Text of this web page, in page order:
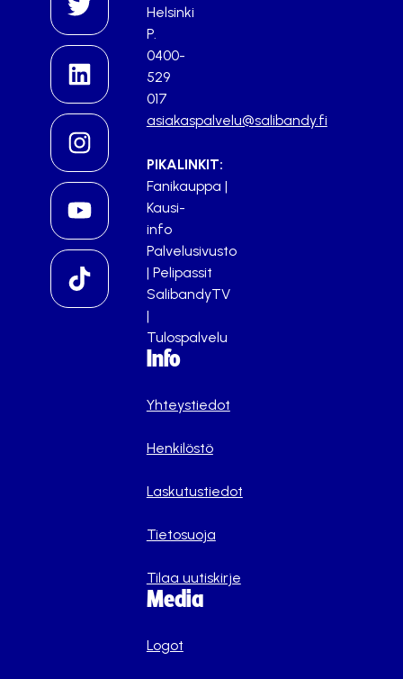
Helsinki
P.
0400-
529
017
asiakaspalvelu@salibandy.fi
PIKALINKIT:
Fanikauppa |
Kausi-
info
Palvelusivusto
| Pelipassit
SalibandyTV
|
Tulospalvelu
Info
Yhteystiedot
Henkilöstö
Laskutustiedot
Tietosuoja
Tilaa uutiskirje
Media
Logot